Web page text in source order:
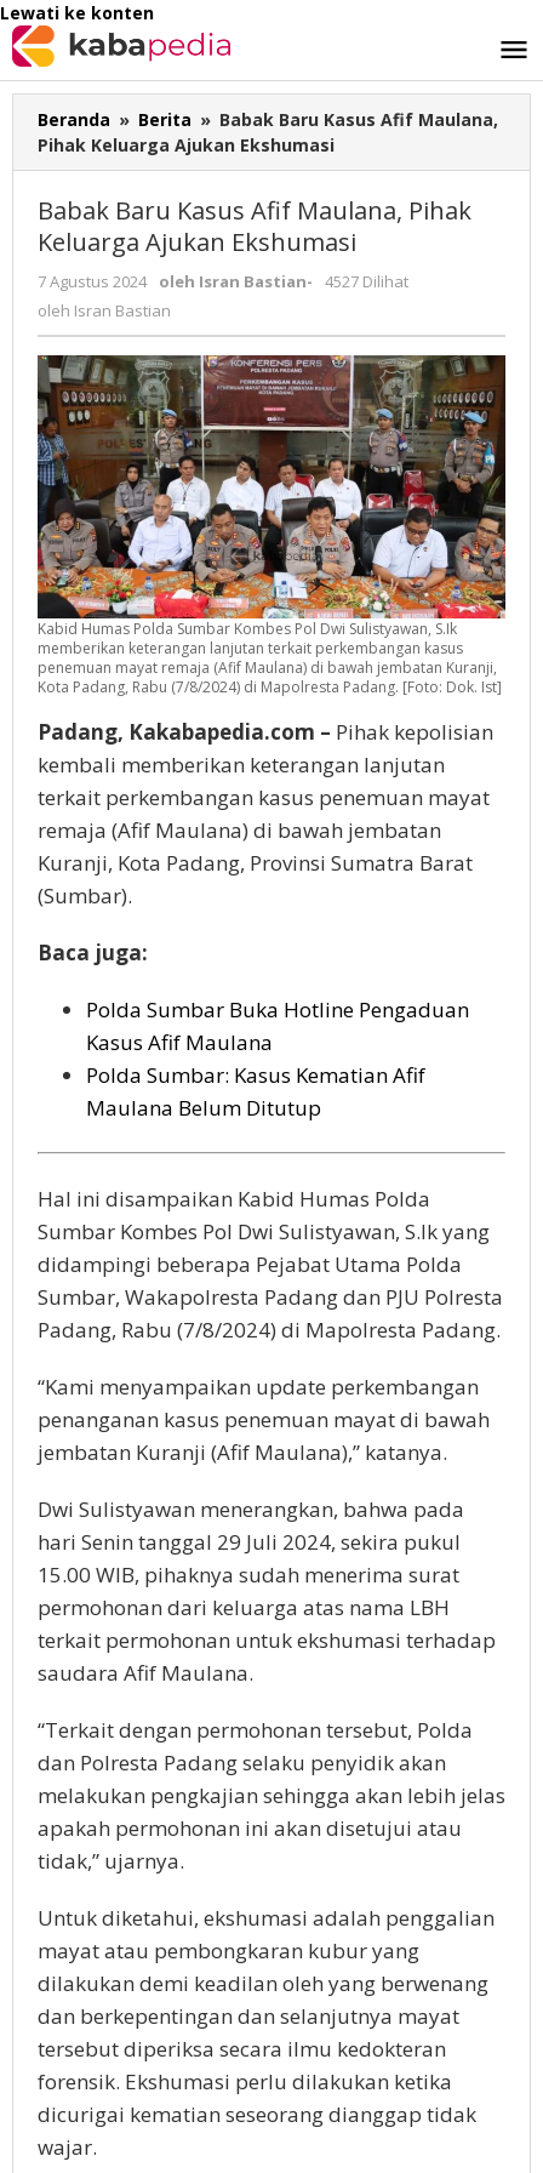
Lewati ke konten
Beranda » Berita » Babak Baru Kasus Afif Maulana,
Pihak Keluarga Ajukan Ekshumasi
Babak Baru Kasus Afif Maulana, Pihak
Keluarga Ajukan Ekshumasi
7 Agustus 2024 oleh Isran Bastian-
4527 Dilihat
oleh Isran Bastian
Kabid Humas Polda Sumbar Kombes Pol Dwi Sulistyawan, S.Ik
memberikan keterangan lanjutan terkait perkembangan kasus
penemuan mayat remaja (Afif Maulana) di bawah jembatan Kuranji,
Kota Padang, Rabu (7/8/2024) di Mapolresta Padang. [Foto: Dok. Ist]
Padang, Kakabapedia.com – Pihak kepolisian
kembali memberikan keterangan lanjutan
terkait perkembangan kasus penemuan mayat
remaja (Afif Maulana) di bawah jembatan
Kuranji, Kota Padang, Provinsi Sumatra Barat
(Sumbar).
Baca juga:
Polda Sumbar Buka Hotline Pengaduan
Kasus Afif Maulana
Polda Sumbar: Kasus Kematian Afif
Maulana Belum Ditutup
Hal ini disampaikan Kabid Humas Polda
Sumbar Kombes Pol Dwi Sulistyawan, S.Ik yang
didampingi beberapa Pejabat Utama Polda
Sumbar, Wakapolresta Padang dan PJU Polresta
Padang, Rabu (7/8/2024) di Mapolresta Padang.
“Kami menyampaikan update perkembangan
penanganan kasus penemuan mayat di bawah
jembatan Kuranji (Afif Maulana),” katanya.
Dwi Sulistyawan menerangkan, bahwa pada
hari Senin tanggal 29 Juli 2024, sekira pukul
15.00 WIB, pihaknya sudah menerima surat
permohonan dari keluarga atas nama LBH
terkait permohonan untuk ekshumasi terhadap
saudara Afif Maulana.
“Terkait dengan permohonan tersebut, Polda
dan Polresta Padang selaku penyidik akan
melakukan pengkajian sehingga akan lebih jelas
apakah permohonan ini akan disetujui atau
tidak,” ujarnya.
Untuk diketahui, ekshumasi adalah penggalian
mayat atau pembongkaran kubur yang
dilakukan demi keadilan oleh yang berwenang
dan berkepentingan dan selanjutnya mayat
tersebut diperiksa secara ilmu kedokteran
forensik. Ekshumasi perlu dilakukan ketika
dicurigai kematian seseorang dianggap tidak
wajar.